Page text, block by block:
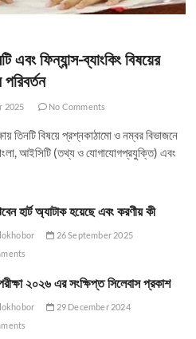
ফিন্যান্স-ব্যাংকিং বিষয়ের
2025 No Comments
তিনটি বিষয়ে প্রশ্নকাঠামো ও নম্বর বিভাজনে
আইসিটি (তথ্য ও যোগাযোগপ্রযুক্তি) এবং
হার্ট অ্যাটাক হয়েছে এবং করণীয় কী
26 September 2025
২০২৬ এর সংক্ষিপ্ত সিলেবাস প্রকাশ
29 December 2024